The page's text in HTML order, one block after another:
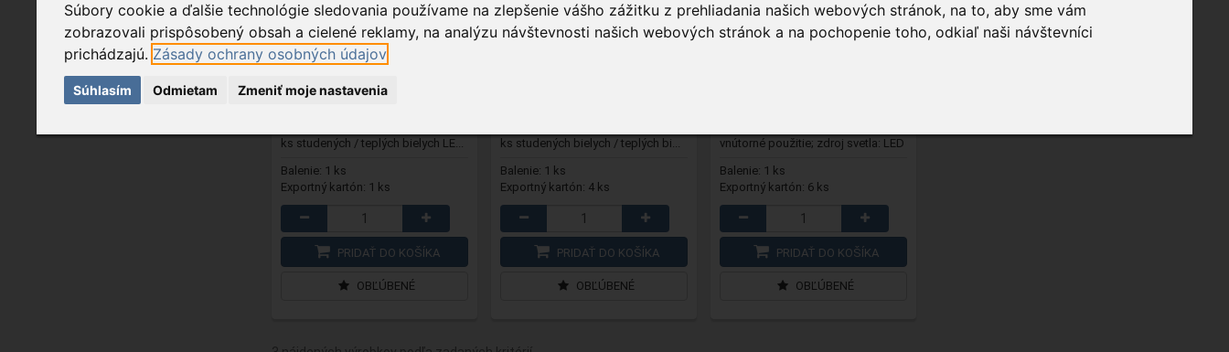
Súbory cookie a ďalšie technológie sledovania používame na zlepšenie vášho zážitku z prehliadania našich webových stránok, na to, aby sme vám
zobrazovali prispôsobený obsah a cielené reklamy, na analýzu návštevnosti našich webových stránok a na pochopenie toho, odkiaľ naši návštevníci
prichádzajú. Zásady ochrany osobných údajov
Súhlasím Odmietam Zmeniť moje nastavenia
cm
115,90 €
Na sklade
ks studených / teplých bielych LE...
Balenie: 1 ks
Exportný kartón: 1 ks
PRIDAŤ DO KOŠÍKA
OBĽÚBENÉ
vonkajšie použitie
ks studených bielych / teplých bi...
Balenie: 1 ks
Exportný kartón: 4 ks
PRIDAŤ DO KOŠÍKA
OBĽÚBENÉ
vnútorné použitie; zdroj svetla: LED
Balenie: 1 ks
Exportný kartón: 6 ks
PRIDAŤ DO KOŠÍKA
OBĽÚBENÉ